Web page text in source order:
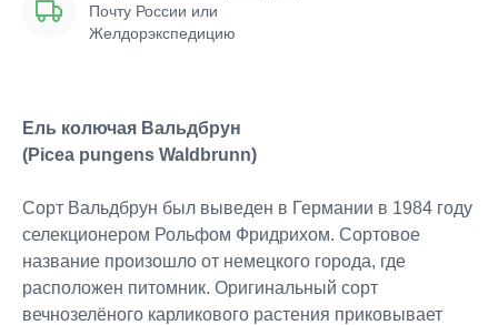
Почту России или
Желдорэкспедицию
Ель колючая Вальдбрун
(Picea pungens Waldbrunn)
Сорт Вальдбрун был выведен в Германии в 1984 году
селекционером Рольфом Фридрихом. Сортовое
название произошло от немецкого города, где
расположен питомник. Оригинальный сорт
вечнозелёного карликового растения приковывает